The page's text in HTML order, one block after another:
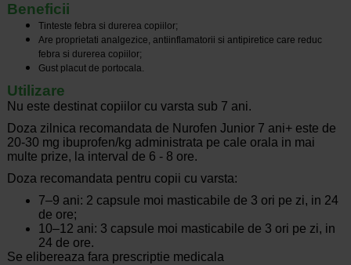
Beneficii
Tinteste febra si durerea copiilor;
Are proprietati analgezice, antiinflamatorii si antipiretice care reduc
febra si durerea copiilor;
Gust placut de portocala.
Utilizare
Nu este destinat copiilor cu varsta sub 7 ani.
Doza zilnica recomandata de Nurofen Junior 7 ani+ este de
20-30 mg ibuprofen/kg administrata pe cale orala in mai
multe prize, la interval de 6 - 8 ore.
Doza recomandata pentru copii cu varsta:
7‒9 ani: 2 capsule moi masticabile de 3 ori pe zi, in 24
de ore;
10‒12 ani: 3 capsule moi masticabile de 3 ori pe zi, in
24 de ore.
Se elibereaza fara prescriptie medicala